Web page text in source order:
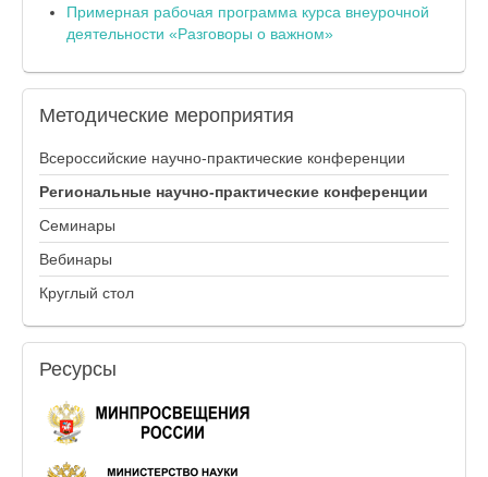
Примерная рабочая программа курса внеурочной
деятельности «Разговоры о важном»
Методические мероприятия
Всероссийские научно-практические конференции
Региональные научно-практические конференции
Семинары
Вебинары
Круглый стол
Ресурсы